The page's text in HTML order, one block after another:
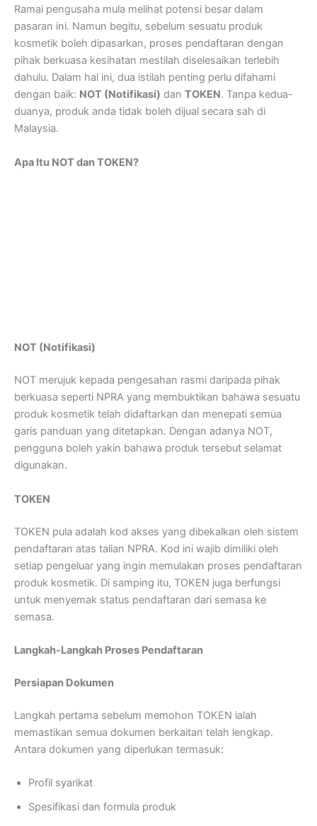
Ramai pengusaha mula melihat potensi besar dalam
pasaran ini. Namun begitu, sebelum sesuatu produk
kosmetik boleh dipasarkan, proses pendaftaran dengan
pihak berkuasa kesihatan mestilah diselesaikan terlebih
dahulu. Dalam hal ini, dua istilah penting perlu difahami
dengan baik: NOT (Notifikasi) dan TOKEN. Tanpa kedua-
duanya, produk anda tidak boleh dijual secara sah di
Malaysia.
Apa Itu NOT dan TOKEN?
NOT (Notifikasi)
NOT merujuk kepada pengesahan rasmi daripada pihak
berkuasa seperti NPRA yang membuktikan bahawa sesuatu
produk kosmetik telah didaftarkan dan menepati semua
garis panduan yang ditetapkan. Dengan adanya NOT,
pengguna boleh yakin bahawa produk tersebut selamat
digunakan.
TOKEN
TOKEN pula adalah kod akses yang dibekalkan oleh sistem
pendaftaran atas talian NPRA. Kod ini wajib dimiliki oleh
setiap pengeluar yang ingin memulakan proses pendaftaran
produk kosmetik. Di samping itu, TOKEN juga berfungsi
untuk menyemak status pendaftaran dari semasa ke
semasa.
Langkah-Langkah Proses Pendaftaran
Persiapan Dokumen
Langkah pertama sebelum memohon TOKEN ialah
memastikan semua dokumen berkaitan telah lengkap.
Antara dokumen yang diperlukan termasuk:
Profil syarikat
Spesifikasi dan formula produk